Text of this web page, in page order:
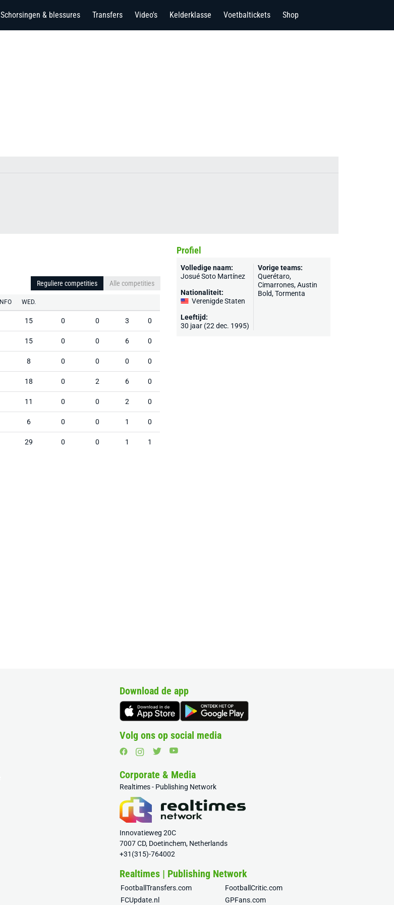
Schorsingen & blessures Transfers Video's Kelderklasse Voetbaltickets Shop
Reguliere competities Alle competities
INFO WED.
15 0 0 3 0
15 0 0 6 0
8 0 0 0 0
18 0 2 6 0
11 0 0 2 0
6 0 0 1 0
29 0 0 1 1
Profiel
Volledige naam:
Josué Soto Martínez
Nationaliteit:
Verenigde Staten
Leeftijd:
30 jaar (22 dec. 1995)
Vorige teams:
Querétaro,
Cimarrones, Austin
Bold, Tormenta
Download de app
Volg ons op social media
Corporate & Media
Realtimes - Publishing Network
Innovatieweg 20C
7007 CD, Doetinchem, Netherlands
+31(315)-764002
Realtimes | Publishing Network
FootballTransfers.com
FootballCritic.com
FCUpdate.nl
GPFans.com